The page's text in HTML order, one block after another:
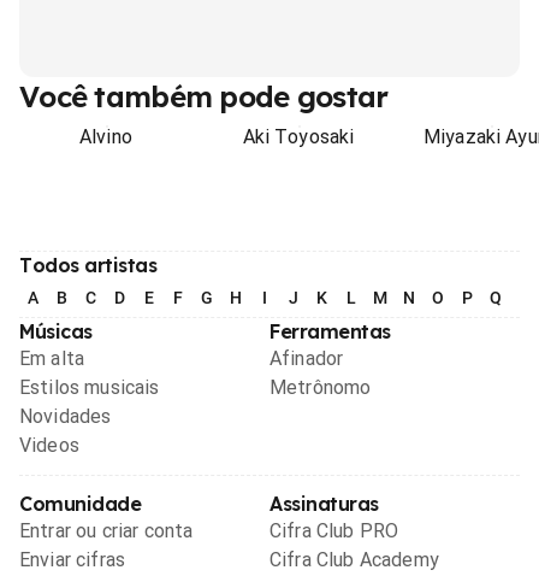
Você também pode gostar
Alvino Aki Toyosaki Miyazaki
Todos artistas
A B C D E F G H I J K L M N O P Q
Músicas
Em alta
Estilos musicais
Novidades
Videos
Ferramentas
Afinador
Metrônomo
Comunidade
Entrar ou criar conta
Enviar cifras
Assinaturas
Cifra Club PRO
Cifra Club Academy